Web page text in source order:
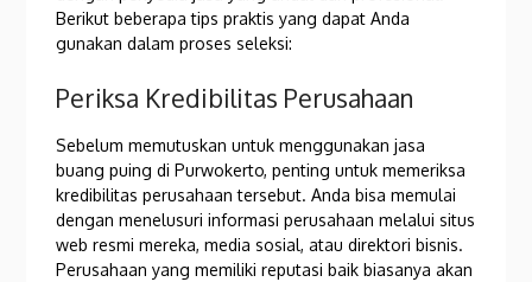
Berikut beberapa tips praktis yang dapat Anda
gunakan dalam proses seleksi:
Periksa Kredibilitas Perusahaan
Sebelum memutuskan untuk menggunakan jasa
buang puing di Purwokerto, penting untuk memeriksa
kredibilitas perusahaan tersebut. Anda bisa memulai
dengan menelusuri informasi perusahaan melalui situs
web resmi mereka, media sosial, atau direktori bisnis.
Perusahaan yang memiliki reputasi baik biasanya akan